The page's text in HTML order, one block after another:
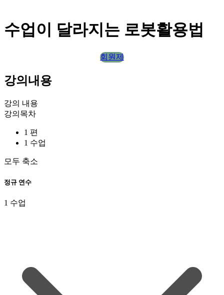
수업이 달라지는 로봇활용법
회원제
강의내용
강의 내용
강의목차
1 편
1 수업
모두 축소
정규 연수
1 수업